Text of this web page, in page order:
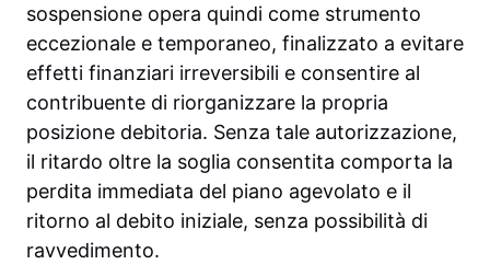
sospensione opera quindi come strumento
eccezionale e temporaneo, finalizzato a evitare
effetti finanziari irreversibili e consentire al
contribuente di riorganizzare la propria
posizione debitoria. Senza tale autorizzazione,
il ritardo oltre la soglia consentita comporta la
perdita immediata del piano agevolato e il
ritorno al debito iniziale, senza possibilità di
ravvedimento.